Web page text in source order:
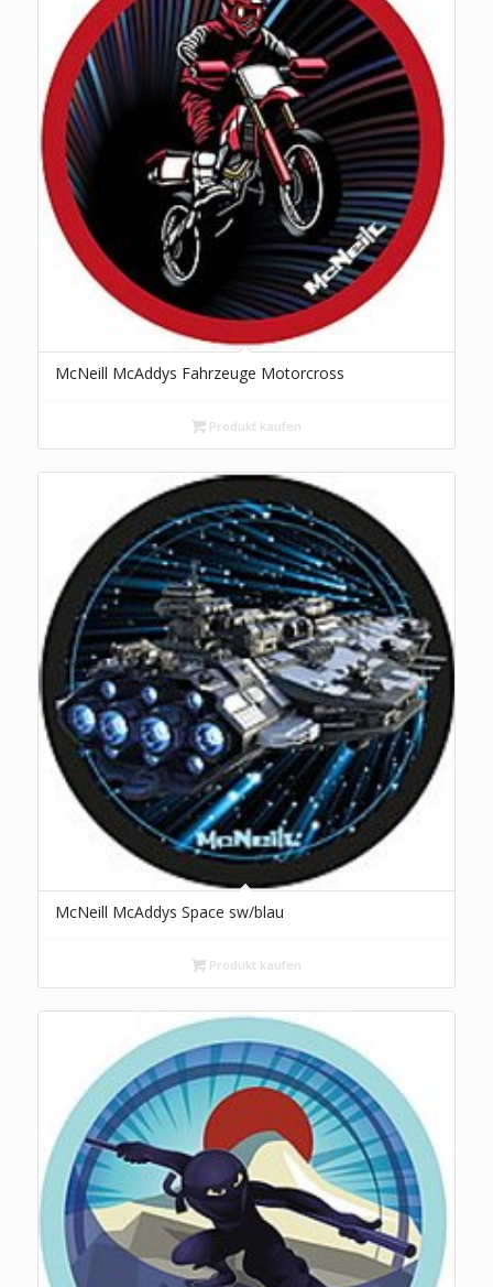
McNeill McAddys Fahrzeuge Motorcross
Produkt kaufen
McNeill McAddys Space sw/blau
Produkt kaufen